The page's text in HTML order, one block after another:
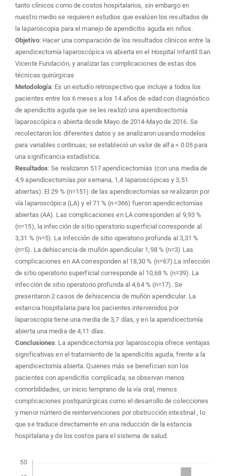
tanto clínicos como de costos hospitalarios, sin embargo en
nuestro medio se requieren estudios que evalúen los resultados de
la laparoscopia para el manejo de apendicitis aguda en niños.
Objetivo: Hacer una comparación de los resultados clínicos entre la
apendicectomía laparoscópica vs abierta en el Hospital Infantil San
Vicente Fundación, y analizar las complicaciones de estas dos
técnicas quirúrgicas
Metodología: Es un estudio retrospectivo que incluye a todos los
pacientes entre los 6 meses a los 14 años de edad con diagnóstico
de apendicitis aguda que se les realizó una apendicectomía
laparoscópica o abierta desde Mayo de 2014-Mayo de 2016. Se
recolectaron los diferentes datos y se analizaron usando modelos
para variables continuas; se estableció un valor de alfa < 0.05 para
una significancia estadística.
Resultados: Se realizaron 517 apendicectomías (con una media de
4,9 apendicectomías por semana, 1,4 laparoscópicas y 3,51
abiertas). El 29 % (n=151) de las apendicectomías se realizaron por
vía laparoscópica (LA) y el 71 % (n=366) fueron apendicectomías
abiertas (AA). Las complicaciones en LA corresponden al 9,93 %
(n=15), la infección de sitio operatorio superficial corresponde al
3,31 % (n=5). La infección de sitio operatorio profunda al 3,31 %
(n=5). La dehiscencia de muñón apendicular 1,98 % (n=3) Las
complicaciones en AA corresponden al 18,30 % (n=67).La infección
de sitio operatorio superficial corresponde al 10,68 % (n=39). La
infección de sitio operatorio profunda al 4,64 % (n=17). Se
presentaron 2 casos de dehiscencia de muñón apendicular. La
estancia hospitalaria para los pacientes intervenidos por
laparoscopia tiene una media de 3,7 días, y en la apendicectomía
abierta una media de 4,11 días.
Conclusiones: La apendicectomía por laparoscopia ofrece ventajas
significativas en el tratamiento de la apendicitis aguda, frente a la
apendicectomía abierta. Quienes más se benefician son los
pacientes con apendicitis complicada; se observan menos
comorbilidades, un inicio temprano de la vía oral, menos
complicaciones postquirúrgicas como el desarrollo de colecciones
y menor número de reintervenciones por obstrucción intestinal , lo
que se traduce directamente en una reducción de la estancia
hospitalaria y de los costos para el sistema de salud.